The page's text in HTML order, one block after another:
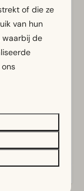
of die ze
van hun
waarbij de